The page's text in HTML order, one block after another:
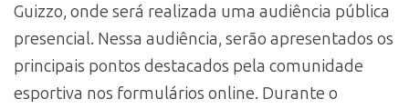
Guizzo, onde será realizada uma audiência pública
presencial. Nessa audiência, serão apresentados os
principais pontos destacados pela comunidade
esportiva nos formulários online. Durante o